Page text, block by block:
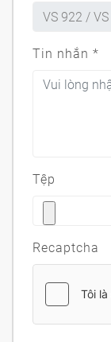
Tin nhắn *
Tệp
Recaptcha